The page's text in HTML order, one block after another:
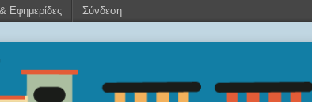
Εφημερίδες Σύνδεση